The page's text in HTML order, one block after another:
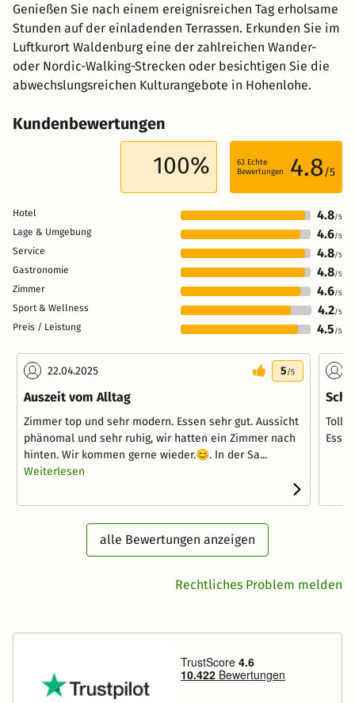
Genießen Sie nach einem ereignisreichen Tag erholsame
Stunden auf der einladenden Terrassen. Erkunden Sie im
Luftkurort Waldenburg eine der zahlreichen Wander-
oder Nordic-Walking-Strecken oder besichtigen Sie die
abwechslungsreichen Kulturangebote in Hohenlohe.
Kundenbewertungen
100% 63 Echte
Bewertungen
4.8/5
Hotel 4.8/5
Lage & Umgebung 4.6/5
Service 4.8/5
Gastronomie 4.8/5
Zimmer 4.6/5
Sport & Wellness 4.2/5
Preis / Leistung 4.5 /5
22.04.2025 5/5
Auszeit vom Alltag
Zimmer top und sehr modern. Essen sehr gut. Aussicht
phänomal und sehr ruhig, wir hatten ein Zimmer nach
hinten. Wir kommen gerne wieder.😊. In der Sa...
Weiterlesen
Essen
alle Bewertungen anzeigen
Rechtliches Problem melden